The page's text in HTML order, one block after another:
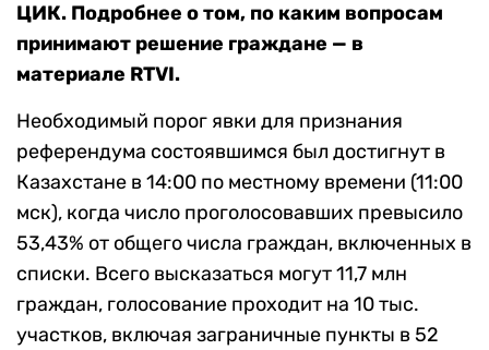
ЦИК. Подробнее о том, по каким вопросам
принимают решение граждане — в
материале RTVI.
Необходимый порог явки для признания
референдума состоявшимся был достигнут в
Казахстане в 14:00 по местному времени (11:00
мск), когда число проголосовавших превысило
53,43% от общего числа граждан, включенных в
списки. Всего высказаться могут 11,7 млн
граждан, голосование проходит на 10 тыс.
участков, включая заграничные пункты в 52